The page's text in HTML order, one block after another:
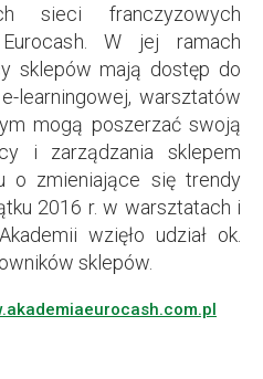
sieci franczyzowych
W jej ramach
sklepów mają dostęp do
learningowej, warsztatów
mogą poszerzać swoją
i zarządzania sklepem
o zmieniające się trendy
2016 r. w warsztatach i
wzięło udział ok.
sklepów.